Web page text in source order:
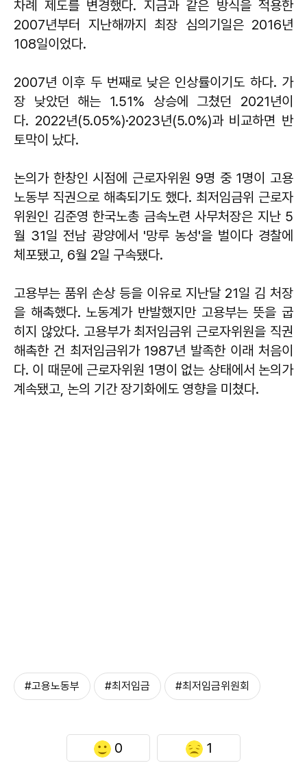
차례 제도를 변경했다. 지금과 같은 방식을 적용한
2007년부터 지난해까지 최장 심의기일은 2016년
108일이었다.
2007년 이후 두 번째로 낮은 인상률이기도 하다. 가
장 낮았던 해는 1.51% 상승에 그쳤던 2021년이
다. 2022년(5.05%)·2023년(5.0%)과 비교하면 반
토막이 났다.
논의가 한창인 시점에 근로자위원 9명 중 1명이 고용
노동부 직권으로 해촉되기도 했다. 최저임금위 근로자
위원인 김준영 한국노총 금속노련 사무처장은 지난 5
월 31일 전남 광양에서 '망루 농성'을 벌이다 경찰에
체포됐고, 6월 2일 구속됐다.
고용부는 품위 손상 등을 이유로 지난달 21일 김 처장
을 해촉했다. 노동계가 반발했지만 고용부는 뜻을 굽
히지 않았다. 고용부가 최저임금위 근로자위원을 직권
해촉한 건 최저임금위가 1987년 발족한 이래 처음이
다. 이 때문에 근로자위원 1명이 없는 상태에서 논의가
계속됐고, 논의 기간 장기화에도 영향을 미쳤다.
#고용노동부 #최저임금 #최저임금위원회
0 1